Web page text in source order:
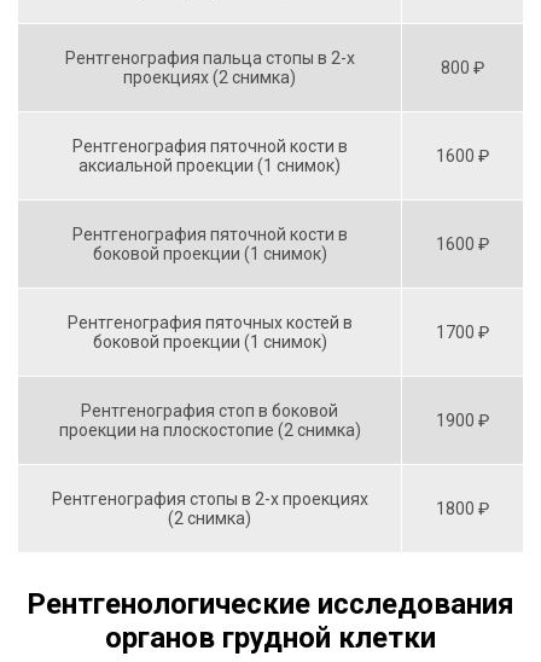
Рентгенография пальца стопы в 2-х
проекциях (2 снимка)
800 ₽
Рентгенография пяточной кости в
аксиальной проекции (1 снимок)
1600 ₽
Рентгенография пяточной кости в
боковой проекции (1 снимок)
1600 ₽
Рентгенография пяточных костей в
боковой проекции (1 снимок)
1700 ₽
Рентгенография стоп в боковой
проекции на плоскостопие (2 снимка)
1900 ₽
Рентгенография стопы в 2-х проекциях
(2 снимка)
1800 ₽
Рентгенологические исследования
органов грудной клетки